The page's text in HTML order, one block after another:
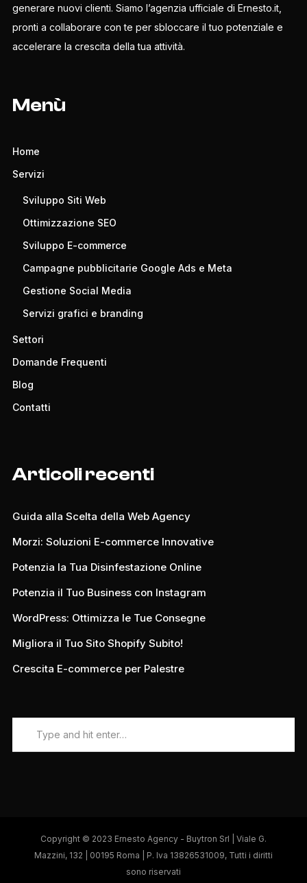
generare nuovi clienti. Siamo l’agenzia ufficiale di Ernesto.it,
pronti a collaborare con te per sbloccare il tuo potenziale e
accelerare la crescita della tua attività.
Menù
Home
Servizi
Sviluppo Siti Web
Ottimizzazione SEO
Sviluppo E-commerce
Campagne pubblicitarie Google Ads e Meta
Gestione Social Media
Servizi grafici e branding
Settori
Domande Frequenti
Blog
Contatti
Articoli recenti
Guida alla Scelta della Web Agency
Morzi: Soluzioni E-commerce Innovative
Potenzia la Tua Disinfestazione Online
Potenzia il Tuo Business con Instagram
WordPress: Ottimizza le Tue Consegne
Migliora il Tuo Sito Shopify Subito!
Crescita E-commerce per Palestre
Copyright © 2023 Ernesto Agency - Buytron Srl | Viale G.
Mazzini, 132 | 00195 Roma | P. Iva 13826531009, Tutti i diritti
sono riservati